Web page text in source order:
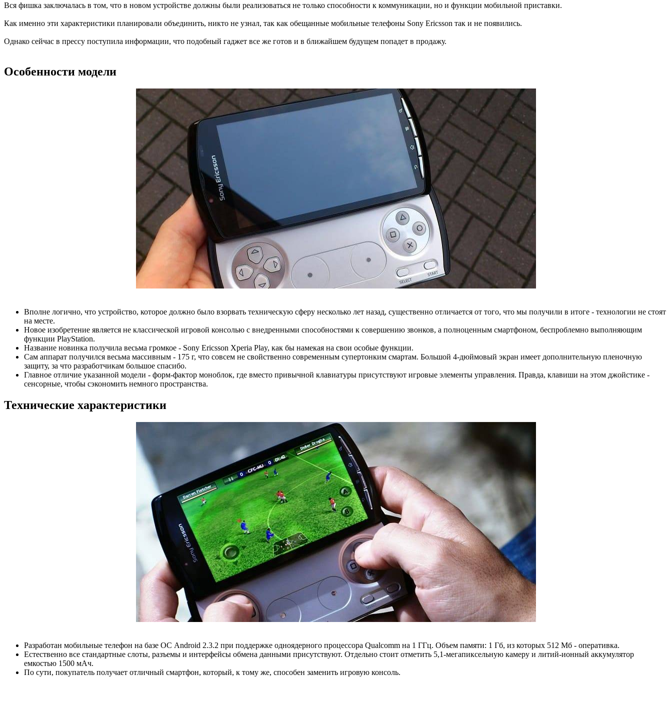
Вся фишка заключалась в том, что в новом устройстве должны были реализоваться не только способности к коммуникации, но и функции мобильной приставки.
Как именно эти характеристики планировали объединить, никто не узнал, так как обещанные мобильные телефоны Sony Ericsson так и не появились.
Однако сейчас в прессу поступила информации, что подобный гаджет все же готов и в ближайшем будущем попадет в продажу.
Особенности модели
Вполне логично, что устройство, которое должно было взорвать техническую сферу несколько лет назад, существенно отличается от того, что мы получили в итоге - технологии не стоят
на месте.
Новое изобретение является не классической игровой консолью с внедренными способностями к совершению звонков, а полноценным смартфоном, беспроблемно выполняющим
функции PlayStation.
Название новинка получила весьма громкое - Sony Ericsson Xperia Play, как бы намекая на свои особые функции.
Сам аппарат получился весьма массивным - 175 г, что совсем не свойственно современным супертонким смартам. Большой 4-дюймовый экран имеет дополнительную пленочную
защиту, за что разработчикам большое спасибо.
Главное отличие указанной модели - форм-фактор моноблок, где вместо привычной клавиатуры присутствуют игровые элементы управления. Правда, клавиши на этом джойстике -
сенсорные, чтобы сэкономить немного пространства.
Технические характеристики
Разработан мобильные телефон на базе ОС Android 2.3.2 при поддержке одноядерного процессора Qualcomm на 1 ГГц. Объем памяти: 1 Гб, из которых 512 Мб - оперативка.
Естественно все стандартные слоты, разъемы и интерфейсы обмена данными присутствуют. Отдельно стоит отметить 5,1-мегапиксельную камеру и литий-ионный аккумулятор
емкостью 1500 мАч.
По сути, покупатель получает отличный смартфон, который, к тому же, способен заменить игровую консоль.